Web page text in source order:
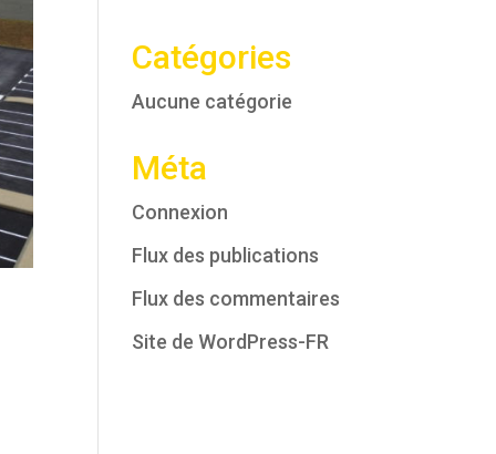
Catégories
Aucune catégorie
Méta
Connexion
Flux des publications
Flux des commentaires
Site de WordPress-FR